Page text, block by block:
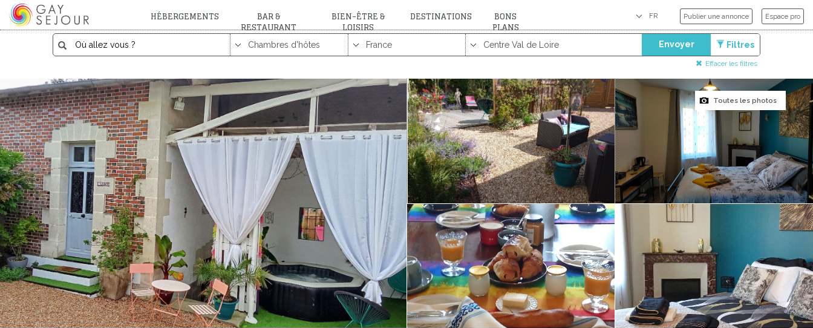
HÉBERGEMENTS BAR &
RESTAURANT
BIEN-ÊTRE &
LOISIRS
DESTINATIONS BONS
PLANS
Publier une annonce Espace pro
Envoyer Filtres
Effacer les filtres
Toutes les photos